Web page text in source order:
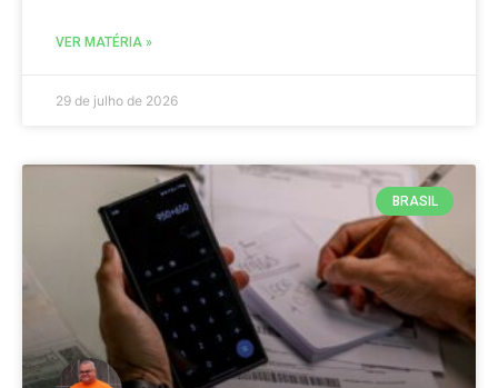
VER MATÉRIA »
29 de julho de 2026
BRASIL